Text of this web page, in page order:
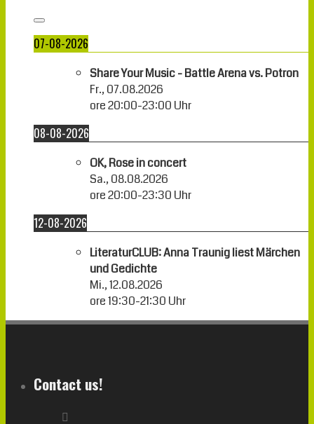
07-08-2026
Share Your Music - Battle Arena vs. Potron
Fr., 07.08.2026
ore20:00-23:00 Uhr
08-08-2026
OK, Rose in concert
Sa., 08.08.2026
ore20:00-23:30 Uhr
12-08-2026
LiteraturCLUB: Anna Traunig liest Märchen
und Gedichte
Mi., 12.08.2026
ore19:30-21:30 Uhr
Contact us!